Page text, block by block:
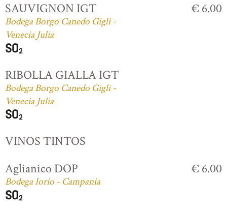
SAUVIGNON IGT
Bodega Borgo Canedo Gigli -
Venecia Julia
€ 6.00
RIBOLLA GIALLA IGT
Bodega Borgo Canedo Gigli -
Venecia Julia
VINOS TINTOS
Aglianico DOP
Bodega Iorio - Campania
€ 6.00